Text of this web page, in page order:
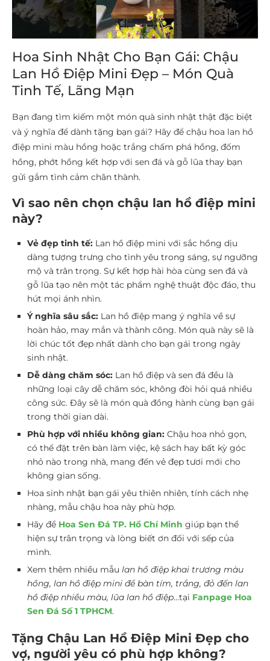
Hoa Sinh Nhật Cho Bạn Gái: Chậu
Lan Hồ Điệp Mini Đẹp – Món Quà
Tinh Tế, Lãng Mạn
Bạn đang tìm kiếm một món quà sinh nhật thật đặc biệt
và ý nghĩa để dành tặng bạn gái? Hãy để chậu hoa lan hồ
điệp mini màu hồng hoặc trắng chấm phá hồng, đốm
hồng, phớt hồng kết hợp với sen đá và gỗ lũa thay bạn
gửi gắm tình cảm chân thành.
Vì sao nên chọn chậu lan hồ điệp mini
này?
Vẻ đẹp tinh tế: Lan hồ điệp mini với sắc hồng dịu
dàng tượng trưng cho tình yêu trong sáng, sự ngưỡng
mộ và trân trọng. Sự kết hợp hài hòa cùng sen đá và
gỗ lũa tạo nên một tác phẩm nghệ thuật độc đáo, thu
hút mọi ánh nhìn.
Ý nghĩa sâu sắc: Lan hồ điệp mang ý nghĩa về sự
hoàn hảo, may mắn và thành công. Món quà này sẽ là
lời chúc tốt đẹp nhất dành cho bạn gái trong ngày
sinh nhật.
Dễ dàng chăm sóc: Lan hồ điệp và sen đá đều là
những loại cây dễ chăm sóc, không đòi hỏi quá nhiều
công sức. Đây sẽ là món quà đồng hành cùng bạn gái
trong thời gian dài.
Phù hợp với nhiều không gian: Chậu hoa nhỏ gọn,
có thể đặt trên bàn làm việc, kệ sách hay bất kỳ góc
nhỏ nào trong nhà, mang đến vẻ đẹp tươi mới cho
không gian sống.
Hoa sinh nhật bạn gái yêu thiên nhiên, tính cách nhẹ
nhàng, mẫu chậu hoa này phù hợp.
Hãy để Hoa Sen Đá TP. Hồ Chí Minh giúp bạn thể
hiện sự trân trọng và lòng biết ơn đối với sếp của
mình.
Xem thêm nhiều mẫu lan hồ điệp khai trương màu
hồng, lan hồ điệp mini để bàn tím, trắng, đỏ đến lan
hồ điệp nhiều màu, lũa lan hồ điệp…tại Fanpage Hoa
Sen Đá Số 1 TPHCM.
Tặng Chậu Lan Hồ Điệp Mini Đẹp cho
vợ, người yêu có phù hợp không?